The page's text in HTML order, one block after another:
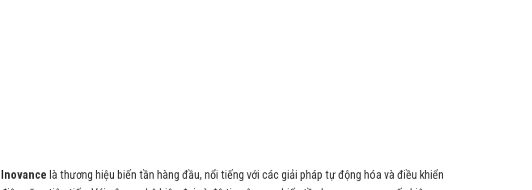
Inovance là thương hiệu biến tần hàng đầu, nổi tiếng với các giải pháp tự động hóa và điều khiển